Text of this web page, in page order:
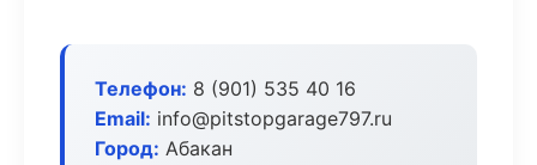
Телефон: 8 (901) 535 40 16
Email: info@pitstopgarage797.ru
Город: Абакан